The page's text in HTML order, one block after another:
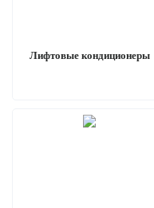
Лифтовые кондиционеры